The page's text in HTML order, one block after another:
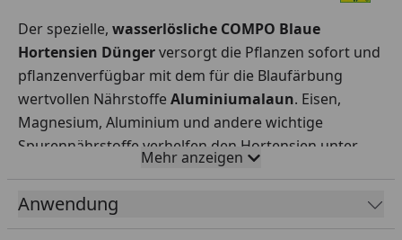
Der spezielle, wasserlösliche COMPO Blaue
Hortensien Düngerversorgt die Pflanzen sofort und
pflanzenverfügbar mit dem für die Blaufärbung
wertvollen NährstoffeAluminiumalaun. Eisen,
Magnesium, Aluminium und andere wichtige
Spurennährstoffe verhelfen den Hortensien unter
kontinuierlicher Anwendungdes Feststoffdüngers
zu strahlend blau leuchtende Blüten, da die
Spurennährstoffe von den Pflanzen bereits beim
Mehr anzeigen
Anwendung